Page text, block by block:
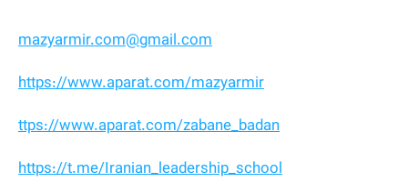
mazyarmir.com@gmail.com
https://www.aparat.com/mazyarmir
ttps://www.aparat.com/zabane_badan
https://t.me/Iranian_leadership_school